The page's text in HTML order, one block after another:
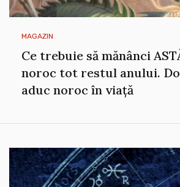
MAGAZIN
Ce trebuie să mănânci
noroc tot restul anului.
aduc noroc în viață